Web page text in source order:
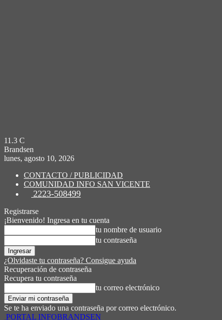
11.3 C
Brandsen
lunes, agosto 10, 2026
CONTACTO / PUBLICIDAD
COMUNIDAD INFO SAN VICENTE
2223-508499
Registrarse
¡Bienvenido! Ingresa en tu cuenta
tu nombre de usuario
tu contraseña
¿Olvidaste tu contraseña? Consigue ayuda
Recuperación de contraseña
Recupera tu contraseña
tu correo electrónico
Se te ha enviado una contraseña por correo electrónico.
PORTAL INFOBRANDSEN